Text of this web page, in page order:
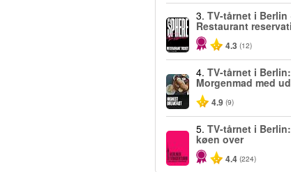
3. TV-tårnet i Berlin
Restaurant
4.3 (12)
4. TV-tårnet i Berlin:
Morgenmad med
4.9 (9)
5. TV-tårnet i
køen over
4.4 (224)